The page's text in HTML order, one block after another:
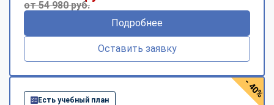
от 54 980 руб.
Подробнее
Оставить заявку
Есть учебный план
- 40%